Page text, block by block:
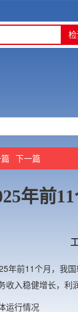
篇 下一篇
年前
年前11个月，我国
收入稳健增长，利
运行情况